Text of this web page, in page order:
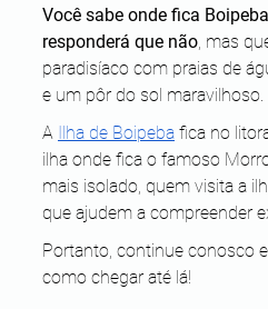
Você sabe onde fica
responderá que não, mas
paradisíaco com praias de
e um pôr do sol maravilhoso.
A Ilha de Boipeba fica no
ilha onde fica o famoso
mais isolado, quem visita a
que ajudem a compreender
Portanto, continue conosco
como chegar até lá!